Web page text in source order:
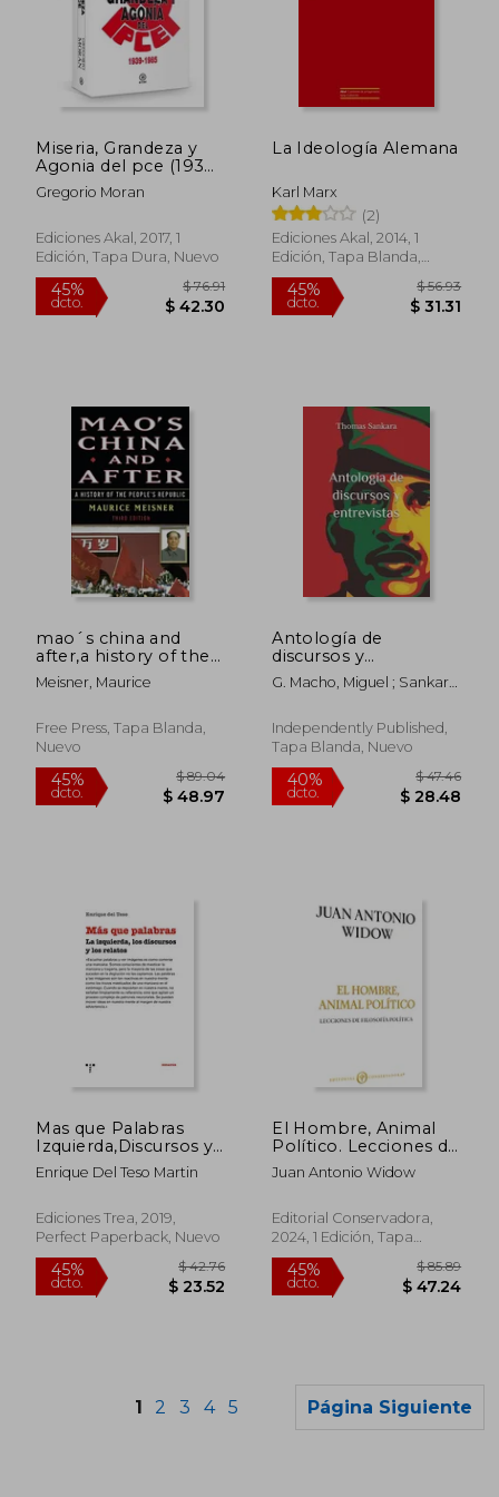
45%
$ 143.54
45%
dcto. $ 28.19
45%
dcto.
dcto.
Miseria, Grandeza y
Agonia del pce (1939-
1985)
Gregorio Moran
Ediciones Akal, 2017, 1
Edición, Tapa Dura, Nuevo
La Ideología Alemana
Karl Marx
(2)
Ediciones Akal, 2014, 1
Edición, Tapa Blanda,
Nuevo
mao´s china and
after,a history of the
people´s republic
(en Inglés)
Meisner, Maurice
Free Press, Tapa Blanda,
Nuevo
Antología de
discursos y
entrevistas: (Anotada
y con biografía)
G. Macho, Miguel ; Sankara,
Independently Published,
Tapa Blanda, Nuevo
Mas que Palabras
Izquierda,Discursos y
Relatos
Enrique Del Teso Martin
Ediciones Trea, 2019,
Perfect Paperback, Nuevo
El Hombre, Animal
Político. Lecciones de
filosofía política
Juan Antonio Widow
Editorial Conservadora,
2024, 1 Edición, Tapa
Blanda, Nuevo
1 2 3 4 5 Página Siguiente